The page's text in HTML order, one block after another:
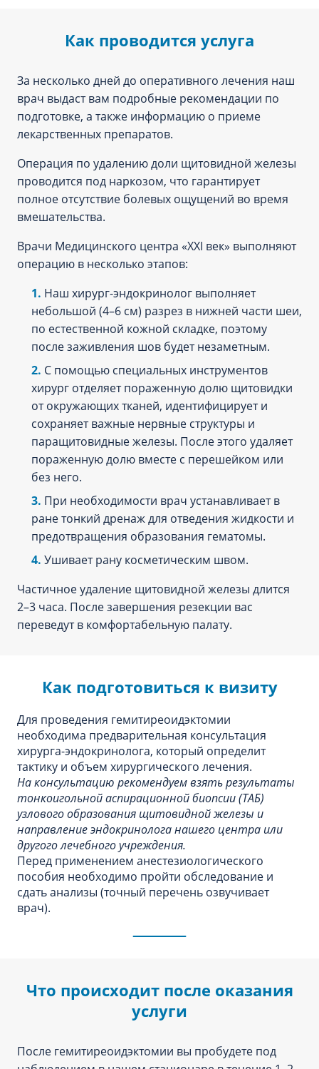
Как проводится услуга
За несколько дней до оперативного лечения наш
врач выдаст вам подробные рекомендации по
подготовке, а также информацию о приеме
лекарственных препаратов.
Операция по удалению доли щитовидной железы
проводится под наркозом, что гарантирует
полное отсутствие болевых ощущений во время
вмешательства.
Врачи Медицинского центра «XXI век» выполняют
операцию в несколько этапов:
Наш хирург-эндокринолог выполняет
небольшой (4–6 см) разрез в нижней части шеи,
по естественной кожной складке, поэтому
после заживления шов будет незаметным.
С помощью специальных инструментов
хирург отделяет пораженную долю щитовидки
от окружающих тканей, идентифицирует и
сохраняет важные нервные структуры и
паращитовидные железы. После этого удаляет
пораженную долю вместе с перешейком или
без него.
При необходимости врач устанавливает в
ране тонкий дренаж для отведения жидкости и
предотвращения образования гематомы.
Ушивает рану косметическим швом.
Частичное удаление щитовидной железы длится
2–3 часа. После завершения резекции вас
переведут в комфортабельную палату.
Как подготовиться к визиту
Для проведения гемитиреоидэктомии
необходима предварительная консультация
хирурга-эндокринолога, который определит
тактику и объем хирургического лечения.
На консультацию рекомендуем взять результаты
тонкоигольной аспирационной биопсии (ТАБ)
узлового образования щитовидной железы и
направление эндокринолога нашего центра или
другого лечебного учреждения.
Перед применением анестезиологического
пособия необходимо пройти обследование и
сдать анализы (точный перечень озвучивает
врач).
Что происходит после оказания
услуги
После гемитиреоидэктомии вы пробудете под